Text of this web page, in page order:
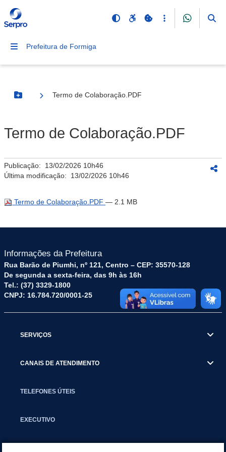
Prefeitura de Formiga
Botão Menu
Termo de Colaboração.PDF
Termo de Colaboração.PDF
Publicação: 13/02/2026 10h46
Última modificação: 13/02/2026 10h46
Termo de Colaboração.PDF — 2.1 MB
Informações da Prefeitura
Rua Barão de Piumhi, nº 121, Centro – CEP: 35570-128
De segunda a sexta-feira, das 9h às 16h
Tel.: (37) 3329-1800
CNPJ: 16.784.720/0001-25
SERVIÇOS
CANAIS DE ATENDIMENTO
TELEFONES ÚTEIS
EXECUTIVO